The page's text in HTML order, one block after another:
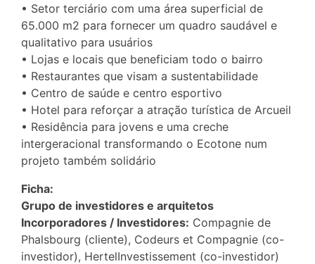
• Setor terciário com uma área superficial de
65.000 m2 para fornecer um quadro saudável e
qualitativo para usuários
• Lojas e locais que beneficiam todo o bairro
• Restaurantes que visam a sustentabilidade
• Centro de saúde e centro esportivo
• Hotel para reforçar a atração turística de Arcueil
• Residência para jovens e uma creche
intergeracional transformando o Ecotone num
projeto também solidário
Ficha:
Grupo de investidores e arquitetos
Incorporadores / Investidores: Compagnie de
Phalsbourg (cliente), Codeurs et Compagnie (co-
investidor), HertelInvestissement (co-investidor)